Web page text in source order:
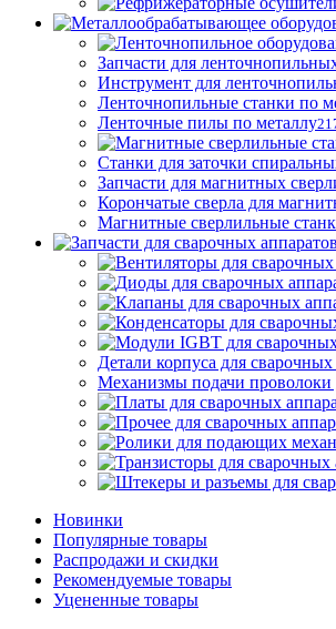
Запчасти для
Инструмент для
Ленточнопильные станки по
Ленточные пилы по металлу
Станки для заточки
Запчасти для магнитных
Корончатые сверла для
Магнитные сверлильные
Детали корпуса для сварочных
Механизмы подачи проволоки
Новинки
Популярные товары
Распродажи и скидки
Рекомендуемые товары
Уцененные товары